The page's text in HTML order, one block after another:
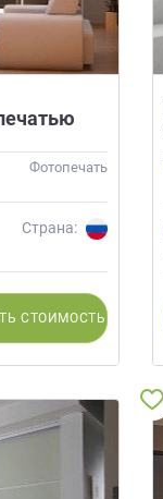
Фотопечать
Страна:
СТОИМОСТЬ